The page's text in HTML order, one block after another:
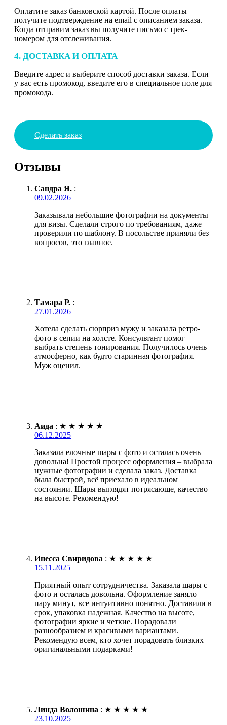
Оплатите заказ банковской картой. После оплаты
получите подтверждение на email с описанием заказа.
Когда отправим заказ вы получите письмо с трек-
номером для отслеживания.
4. ДОСТАВКА И ОПЛАТА
Введите адрес и выберите способ доставки заказа. Если
у вас есть промокод, введите его в специальное поле для
промокода.
Сделать заказ
Отзывы
Сандра Я. :
09.02.2026
Заказывала небольшие фотографии на документы
для визы. Сделали строго по требованиям, даже
проверили по шаблону. В посольстве приняли без
вопросов, это главное.
Тамара Р. :
27.01.2026
Хотела сделать сюрприз мужу и заказала ретро-
фото в сепии на холсте. Консультант помог
выбрать степень тонирования. Получилось очень
атмосферно, как будто старинная фотография.
Муж оценил.
Аида : ★ ★ ★ ★ ★
06.12.2025
Заказала елочные шары с фото и осталась очень
довольна! Простой процесс оформления – выбрала
нужные фотографии и сделала заказ. Доставка
была быстрой, всё приехало в идеальном
состоянии. Шары выглядят потрясающе, качество
на высоте. Рекомендую!
Инесса Свиридова : ★ ★ ★ ★ ★
15.11.2025
Приятный опыт сотрудничества. Заказала шары с
фото и осталась довольна. Оформление заняло
пару минут, все интуитивно понятно. Доставили в
срок, упаковка надежная. Качество на высоте,
фотографии яркие и четкие. Порадовали
разнообразием и красивыми вариантами.
Рекомендую всем, кто хочет порадовать близких
оригинальными подарками!
Линда Волошина : ★ ★ ★ ★ ★
23.10.2025